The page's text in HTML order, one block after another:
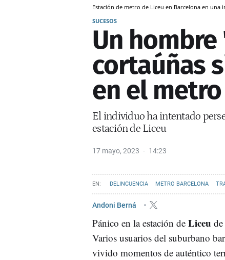
Estación de metro de Liceu en Barcelona en una
SUCESOS
Un
cortaúñas
en el
El individuo ha intentado
estación de Liceu
17 mayo, 2023 14:23
DELINCUENCIA METRO BARCELONA
Andoni Berná
Pánico en la estación de Liceu de
Varios usuarios del suburbano
vivido momentos de auténtico